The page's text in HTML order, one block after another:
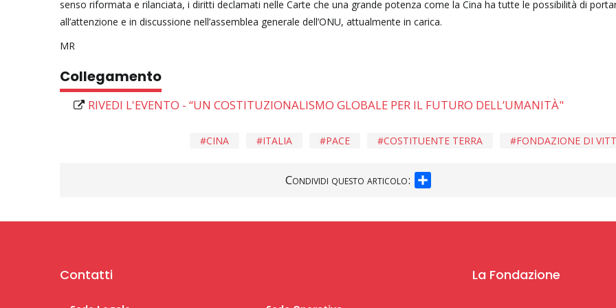
senso riformata e rilanciata, i diritti declamati nelle Carte che una grande potenza come la Cina ha tutte le possibilità di
all’attenzione e in discussione nell’assemblea generale dell’ONU, attualmente in carica.
MR
Collegamento
RIVEDI L'EVENTO - “UN COSTITUZIONALISMO GLOBALE PER IL FUTURO DELL’UMANITÀ"
FONDAZIONE DI
COSTITUENTE TERRA
PACE
ITALIA
CINA
Condividi questo articolo:
Contatti La Fondazione